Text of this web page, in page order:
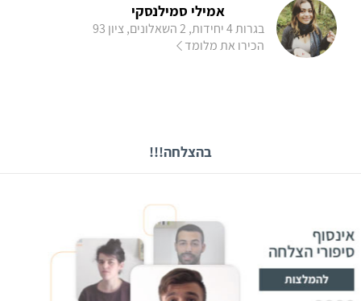
אמילי סמילנסקי
בגרות 4 יחידות, 2 השאלונים, ציון 93
הכירו את מלומד
בהצלחה!!!